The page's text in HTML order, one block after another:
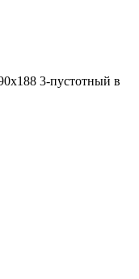
3-пустотный в